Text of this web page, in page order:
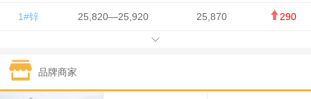
1#锌 25,820—25,920 25,870 290
1#锡 434,000—436,000
品牌商家